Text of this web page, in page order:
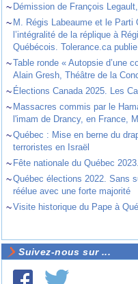
~ Démission de François
~ M. Régis Labeaume et le
l’intégralité de la réplique à
Québécois. Tolerance.ca
~Table ronde « Autopsie d’une
Alain Gresh, Théâtre de la
~ Élections Canada 2025. Les
~ Massacres commis par le
l'imam de Drancy, en France,
~Québec : Mise en berne du
terroristes en Israël
~ Fête nationale du Québec
~Québec élections 2022. Sans
réélue avec une forte majorité
~Visite historique du Pape à
Suivez-nous sur ...